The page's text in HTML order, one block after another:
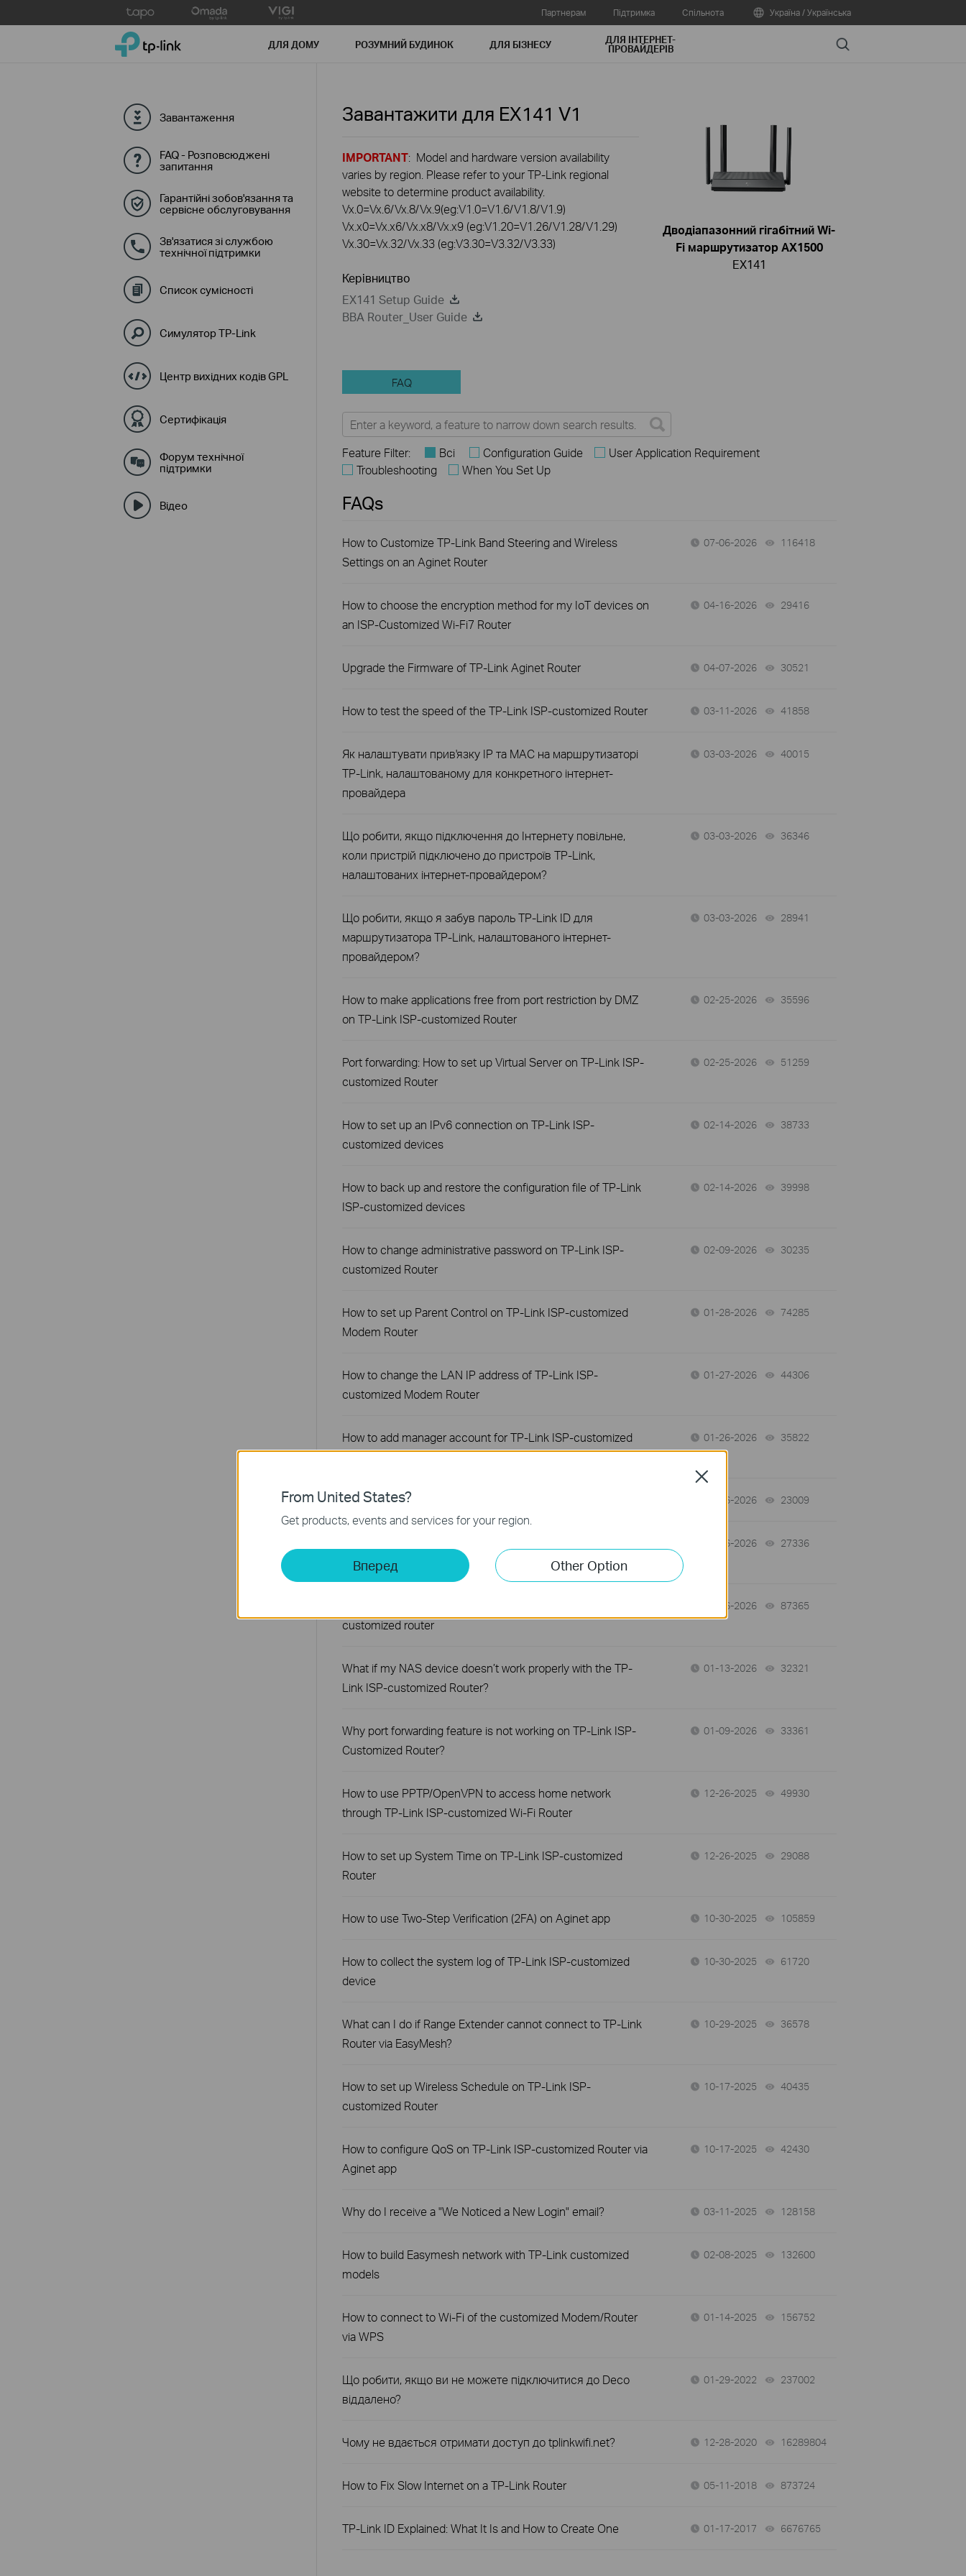
to
Партнерам Підтримка Спільнота Україна / Українська
TP-Link, Reliably Smart ДЛЯ ДОМУ РОЗУМНИЙ БУДИНОК ДЛЯ БIЗНЕСУ ДЛЯ ІНТЕРНЕТ-
ПРОВАЙДЕРІВ Search
Завантаження
FAQ - Розповсюджені
запитання
Гарантійні зобов'язання та
сервісне обслуговування
Зв'язатися зі службою
технічної підтримки
Список сумісності
Симулятор TP-Link
Центр вихідних кодів GPL
Сертифікація
Форум технічної
підтримки
Відео
Завантажити для EX141 V1
IMPORTANT: Model and hardware version availability
varies by region. Please refer to your TP-Link regional
website to determine product availability.
Vx.0=Vx.6/Vx.8/Vx.9(eg:V1.0=V1.6/V1.8/V1.9)
Vx.x0=Vx.x6/Vx.x8/Vx.x9 (eg:V1.20=V1.26/V1.28/V1.29)
Vx.30=Vx.32/Vx.33 (eg:V3.30=V3.32/V3.33)
Керівництво
EX141 Setup Guide
BBA Router_User Guide
Дводіапазонний гігабітний Wi-
Fi маршрутизатор AX1500
EX141
FAQ
Feature Filter: Всі Configuration Guide
User Application Requirement
Troubleshooting
When You Set Up
FAQs
How to Customize TP-Link Band Steering and Wireless
Settings on an Aginet Router
07-06-2026 116418
How to choose the encryption method for my IoT devices on
an ISP-Customized Wi-Fi7 Router
04-16-2026 29416
Upgrade the Firmware of TP-Link Aginet Router 04-07-2026 30521
How to test the speed of the TP-Link ISP-customized Router 03-11-2026 41858
Як налаштувати прив'язку IP та MAC на маршрутизаторі
TP-Link, налаштованому для конкретного інтернет-
провайдера
03-03-2026 40015
Що робити, якщо підключення до Інтернету повільне,
коли пристрій підключено до пристроїв TP-Link,
налаштованих інтернет-провайдером?
03-03-2026 36346
Що робити, якщо я забув пароль TP-Link ID для
маршрутизатора TP-Link, налаштованого інтернет-
провайдером?
03-03-2026 28941
How to make applications free from port restriction by DMZ
on TP-Link ISP-customized Router
02-25-2026 35596
Port forwarding: How to set up Virtual Server on TP-Link ISP-
customized Router
02-25-2026 51259
How to set up an IPv6 connection on TP-Link ISP-
customized devices
02-14-2026 38733
How to back up and restore the configuration file of TP-Link
ISP-customized devices
02-14-2026 39998
How to change administrative password on TP-Link ISP-
customized Router
02-09-2026 30235
How to set up Parent Control on TP-Link ISP-customized
Modem Router
01-28-2026 74285
How to change the LAN IP address of TP-Link ISP-
customized Modem Router
01-27-2026 44306
How to add manager account for TP-Link ISP-customized
Router
01-26-2026 35822
How to change notification settings in Aginet app 01-26-2026 23009
Router
01-26-2026 27336
customized router
01-26-2026 87365
What if my NAS device doesn’t work properly with the TP-
Link ISP-customized Router?
01-13-2026 32321
Why port forwarding feature is not working on TP-Link ISP-
Customized Router?
01-09-2026 33361
How to use PPTP/OpenVPN to access home network
through TP-Link ISP-customized Wi-Fi Router
12-26-2025 49930
How to set up System Time on TP-Link ISP-customized
Router
12-26-2025 29088
How to use Two-Step Verification (2FA) on Aginet app 10-30-2025 105859
How to collect the system log of TP-Link ISP-customized
device
10-30-2025 61720
What can I do if Range Extender cannot connect to TP-Link
Router via EasyMesh?
10-29-2025 36578
How to set up Wireless Schedule on TP-Link ISP-
customized Router
10-17-2025 40435
How to configure QoS on TP-Link ISP-customized Router via
Aginet app
10-17-2025 42430
Why do I receive a "We Noticed a New Login" email? 03-11-2025 128158
How to build Easymesh network with TP-Link customized
models
02-08-2025 132600
How to connect to Wi-Fi of the customized Modem/Router
via WPS
01-14-2025 156752
Що робити, якщо ви не можете підключитися до Deco
віддалено?
01-29-2022 237002
Чому не вдається отримати доступ до tplinkwifi.net? 12-28-2020 16289804
How to Fix Slow Internet on a TP-Link Router 05-11-2018 873724
TP-Link ID Explained: What It Is and How to Create One 01-17-2017 6676765
From United States?
Get products, events and services for your region.
Вперед Other Option
Close